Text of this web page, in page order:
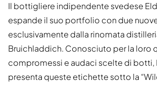
Il bottigliere indipendente svedese
espande il suo portfolio con due
esclusivamente dalla rinomata
Bruichladdich. Conosciuto per la loro
compromessi e audaci scelte di botti,
presenta queste etichette sotto la